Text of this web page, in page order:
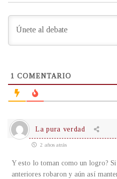
1 COMENTARIO
La pura verdad
2 años atrás
Y esto lo toman como un logro? Si
anteriores robaron y aún así